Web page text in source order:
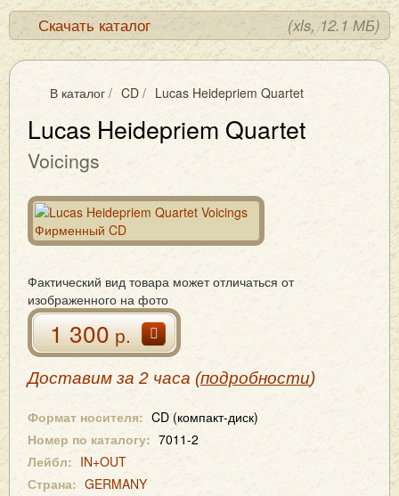
Скачать каталог (xls, 12.1 МБ)
В каталог / CD / Lucas Heidepriem Quartet
Lucas Heidepriem Quartet
Voicings
Фактический вид товара может отличаться от
изображенного на фото
1 300р.
Доставим за 2 часа (подробности)
Формат носителя: CD (компакт-диск)
Номер по каталогу: 7011-2
Лейбл: IN+OUT
Страна: GERMANY